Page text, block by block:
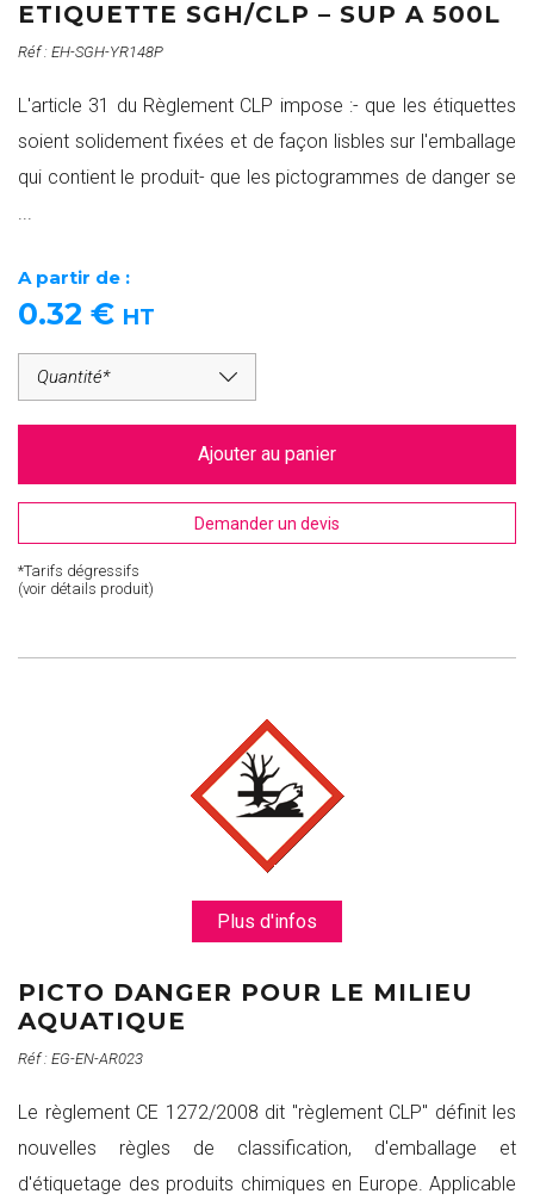
ETIQUETTE SGH/CLP – SUP A 500L
Réf : EH-SGH-YR148P
L'article 31 du Règlement CLP impose :- que les étiquettes
soient solidement fixées et de façon lisbles sur l'emballage
qui contient le produit- que les pictogrammes de danger se
A partir de :
0.32 € HT
Ajouter au panier
Demander un devis
*Tarifs dégressifs
(voir détails produit)
Plus d'infos
PICTO DANGER POUR LE MILIEU
AQUATIQUE
Réf : EG-EN-AR023
Le règlement CE 1272/2008 dit "règlement CLP" définit les
nouvelles règles de classification, d'emballage et
d'étiquetage des produits chimiques en Europe. Applicable